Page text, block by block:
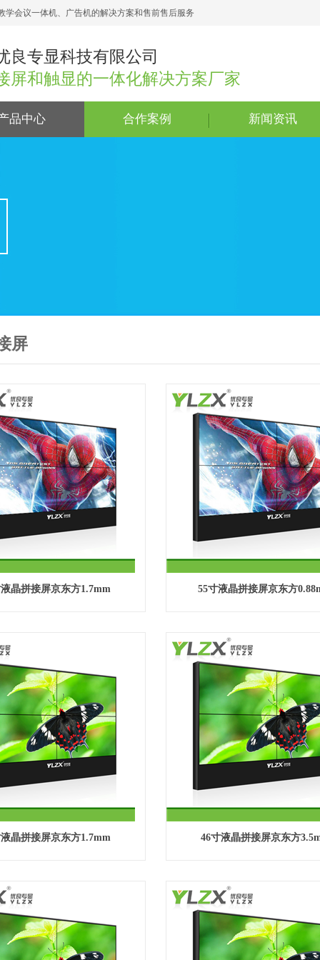
会议一体机、广告机的解决方案和售前售后服务
良专显科技有限公司
屏和触显的一体化解决方案厂家
品中心 合作案例 新闻资讯
屏
晶拼接屏京东方1.7mm 55寸液晶拼接屏京东方
晶拼接屏京东方1.7mm 46寸液晶拼接屏京东方